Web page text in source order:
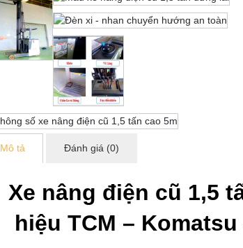
Mô tả Đánh giá (0)
Xe nâng điện cũ 1,5
hiệu TCM –